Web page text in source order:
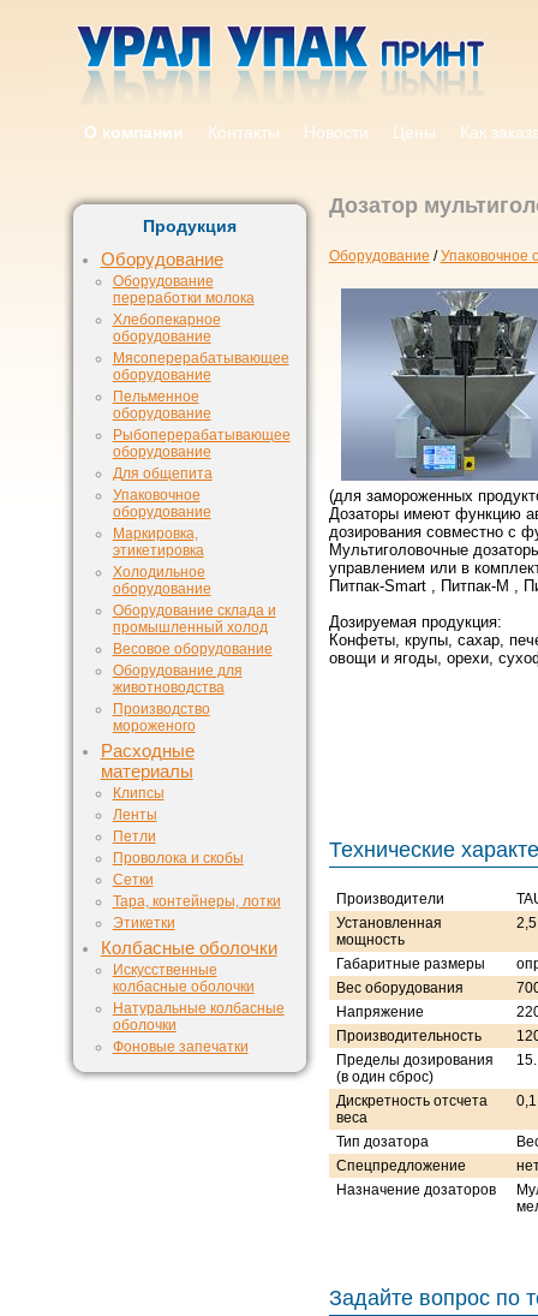
О компании Контакты Новости Цены Как
Продукция
Оборудование
Оборудование
переработки молока
Хлебопекарное
оборудование
Мясоперерабатывающее
оборудование
Пельменное
оборудование
Рыбоперерабатывающее
оборудование
Для общепита
Упаковочное
оборудование
Маркировка,
этикетировка
Холодильное
оборудование
Оборудование склада и
промышленный холод
Весовое оборудование
Оборудование для
животноводства
Производство
мороженого
Расходные
материалы
Клипсы
Ленты
Петли
Проволока и скобы
Сетки
Тара, контейнеры, лотки
Этикетки
Колбасные оболочки
Искусственные
колбасные оболочки
Натуральные колбасные
оболочки
Фоновые запечатки
Дозатор
Оборудование /Упаковочное
(для замороженных
Дозаторы имеют функцию
дозирования совместно с
Мультиголовочные
управлением или в
Питпак-Smart , Питпак-М ,
Дозируемая продукция:
Конфеты, крупы, сахар,
овощи и ягоды, орехи,
Технические
Производители
Установленная
мощность
Габаритные размеры
Вес оборудования
Напряжение
Производительность
Пределы дозирования
(в один сброс)
Дискретность отсчета
веса
0,1
Тип дозатора
Спецпредложение
Назначение дозаторов
Задайте вопрос по